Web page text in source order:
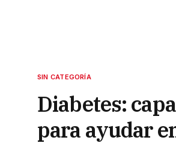
SIN CATEGORÍA
Diabetes:
para ayudar